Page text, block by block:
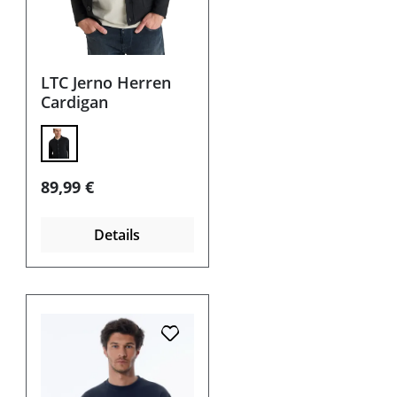
LTC Jerno Herren
Cardigan
Regulärer Preis:
89,99 €
Details